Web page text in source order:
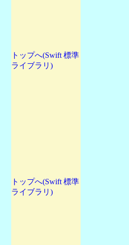
トップへ(Swift 標準
ライブラリ)
トップへ(Swift 標準
ライブラリ)